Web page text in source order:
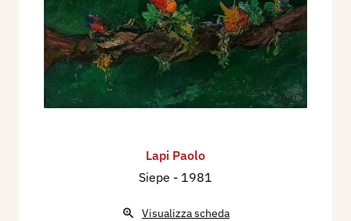
Lapi Paolo
Siepe - 1981
Visualizza scheda